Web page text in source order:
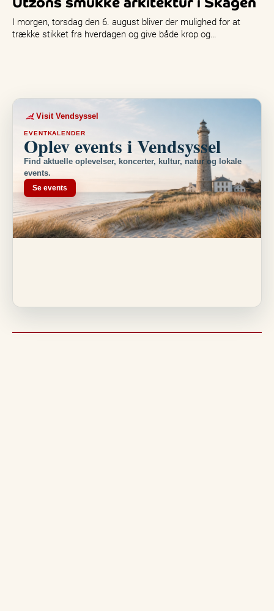
I morgen, torsdag den 6. august bliver der mulighed for at
trække stikket fra hverdagen og give både krop og…
Visit Vendsyssel
EVENTKALENDER
Oplev events i Vendsyssel
Find aktuelle oplevelser, koncerter, kultur, natur og lokale
events.
Se events